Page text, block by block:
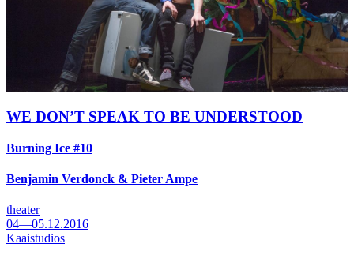
WE DON’T SPEAK TO BE UNDERSTOOD
Burning Ice #10
Benjamin Verdonck & Pieter Ampe
theater
04—05.12.2016
Kaaistudios